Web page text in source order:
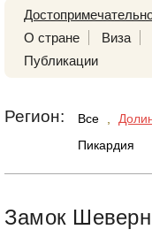
О стране
Виза
Публикации
Регион: Все
Пикардия
Замок